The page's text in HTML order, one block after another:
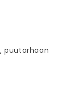
puutarhaan